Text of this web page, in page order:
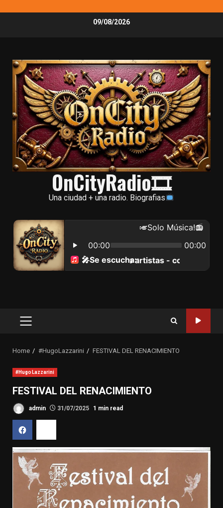
09/08/2026
OnCityRadio🎞
Una ciudad + una radio. Biografias
Primary
Home #HugoLazzarini FESTIVAL DEL RENACIMIENTO
#HugoLazzarini
FESTIVAL DEL RENACIMIENTO
admin 31/07/2025 1 min read